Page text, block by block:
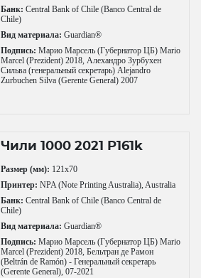
Банк: Central Bank of Chile (Banco Central de
Chile)
Вид материала: Guardian®
Подпись: Марио Марсель (Губернатор ЦБ) Mario
Marcel (Prezident) 2018, Алехандро Зурбухен
Сильва (генеральный секретарь) Alejandro
Zurbuchen Silva (Gerente General) 2007
Чили 1000 2021 P161k
Размер (мм): 121x70
Принтер: NPA (Note Printing Australia), Australia
Банк: Central Bank of Chile (Banco Central de
Chile)
Вид материала: Guardian®
Подпись: Марио Марсель (Губернатор ЦБ) Mario
Marcel (Prezident) 2018, Бельтран де Рамон
(Beltrán de Ramón) - Генеральный секретарь
(Gerente General), 07-2021